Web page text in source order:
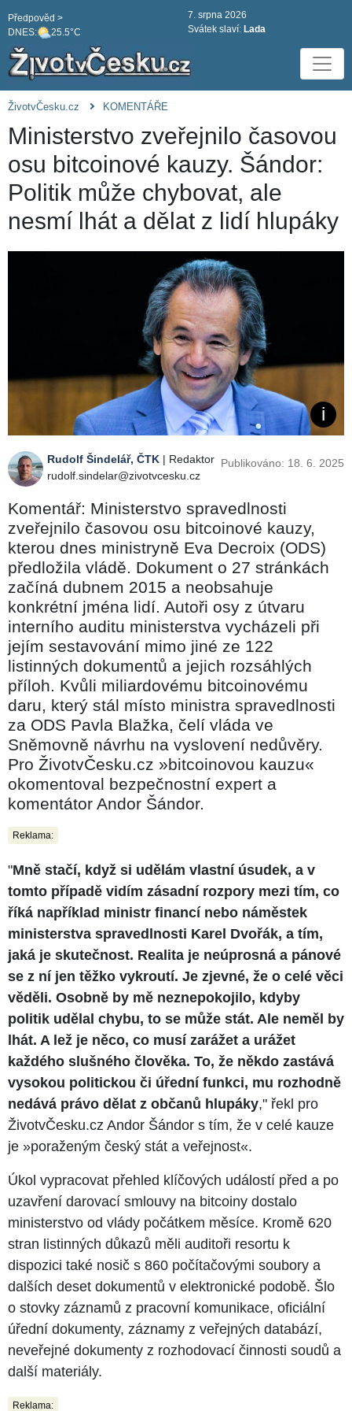
DNES: 25.5°C
Předpověd >
7. srpna 2026
Svátek slaví: Lada
ŽivotvČesku.cz KOMENTÁŘE
Ministerstvo zveřejnilo časovou
osu bitcoinové kauzy. Šándor:
Politik může chybovat, ale
nesmí lhát a dělat z lidí hlupáky
Rudolf Šindelář, ČTK | Redaktor
rudolf.sindelar@zivotvcesku.cz
Publikováno: 18. 6. 2025
Komentář: Ministerstvo spravedlnosti
zveřejnilo časovou osu bitcoinové kauzy,
kterou dnes ministryně Eva Decroix (ODS)
předložila vládě. Dokument o 27 stránkách
začíná dubnem 2015 a neobsahuje
konkrétní jména lidí. Autoři osy z útvaru
interního auditu ministerstva vycházeli při
jejím sestavování mimo jiné ze 122
listinných dokumentů a jejich rozsáhlých
příloh. Kvůli miliardovému bitcoinovému
daru, který stál místo ministra spravedlnosti
za ODS Pavla Blažka, čelí vláda ve
Sněmovně návrhu na vyslovení nedůvěry.
Pro ŽivotvČesku.cz »bitcoinovou kauzu«
okomentoval bezpečnostní expert a
komentátor Andor Šándor.
Reklama:
"Mně stačí, když si udělám vlastní úsudek, a v
tomto případě vidím zásadní rozpory mezi tím, co
říká například ministr financí nebo náměstek
ministerstva spravedlnosti Karel Dvořák, a tím,
jaká je skutečnost. Realita je neúprosná a pánové
se z ní jen těžko vykroutí. Je zjevné, že o celé věci
věděli. Osobně by mě neznepokojilo, kdyby
politik udělal chybu, to se může stát. Ale neměl by
lhát. A lež je něco, co musí zarážet a urážet
každého slušného člověka. To, že někdo zastává
vysokou politickou či úřední funkci, mu rozhodně
nedává právo dělat z občanů hlupáky," řekl pro
ŽivotvČesku.cz Andor Šándor s tím, že v celé kauze
je »poraženým český stát a veřejnost«.
Úkol vypracovat přehled klíčových událostí před a po
uzavření darovací smlouvy na bitcoiny dostalo
ministerstvo od vlády počátkem měsíce. Kromě 620
stran listinných důkazů měli auditoři resortu k
dispozici také nosič s 860 počítačovými soubory a
dalších deset dokumentů v elektronické podobě. Šlo
o stovky záznamů z pracovní komunikace, oficiální
úřední dokumenty, záznamy z veřejných databází,
neveřejné dokumenty z rozhodovací činnosti soudů a
další materiály.
Reklama: